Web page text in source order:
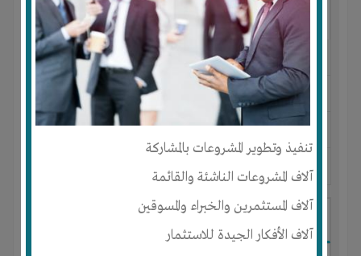
تنفيذ وتطوير المشروعات بالمشاركة
آلاف المشروعات الناشئة والقائمة
آلاف المستثمرين والخبراء والمسوقين
آلاف الأفكار الجيدة للاستثمار
النوع : الورش الفنية الخفيفة
العنوان :مصر -السنبلاوين السنبلاوين
آخر نشاط : منذ 2 سنوات عدد الاعضاء : 0 الأعضاء
تدوير مخلفات زراعية